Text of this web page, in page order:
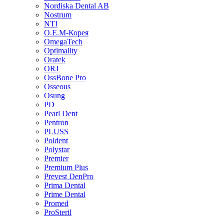
Nordiska Dental AB
Nostrum
NTI
O.E.M-Корея
OmegaTech
Optimality
Oratek
ORJ
OssBone Pro
Osseous
Osung
PD
Pearl Dent
Pentron
PLUSS
Poldent
Polystar
Premier
Premium Plus
Prevest DenPro
Prima Dental
Prime Dental
Promed
ProSteril